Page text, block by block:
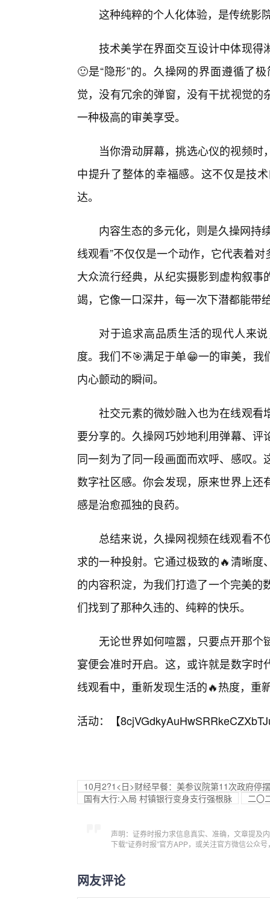
这种纯粹的个人化体验，是传统影
技术美学在界面交互设计中体现得
🙂是“隐形”的。久操网的界面遵循了
觉，没有冗余的弹窗，没有干扰视觉
一种极高的审美享受。
当你滑动屏幕，挑选心仪的视频
中提升了整体的幸福感。这不仅是技
达。
内容生态的多元化，则是久操网持
线观看”不仅仅是一个动作，它代表着
大众流行经典，从纪实摄影到虚构叙
竭，它像一口深井，每一次下潜都能带
对于追求高品质生活的现代人来
度。我们不🎯满足于单😁一的审美，
内心颤动的瞬间。
社交元素的微妙融入也为在线观看
要分享的。久操网巧妙地利用弹幕、
同一刻为了同一段画面而欢呼、感叹
数字社区感。你会发现，原来世界上
感是治愈孤独的良药。
总结来说，久操网视频在线观看
求的一种投射。它通过极致的🔥清晰
的内容积淀，为我们打造了一个完美
们找到了那种久违的、纯粹的快乐。
无论世界如何喧嚣，只要点开那
宴便会准时开启。这，或许就是数字
线观看中，重新发现生活的🔥热度，重
活动：【
10月2?1<日>财经早餐：美参议院第11次政府停
国有大行:入局 村镇银行变身支行强根脉
二〇
声明：证券时报力求信息真实、准确，文章提及
下载“证券时报”官方APP，或关注官方微信公众
网友评论